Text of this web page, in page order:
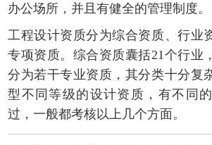
办公场所，并且有健全的管理制度。
工程设计资质分为综合资质、行业
专项资质。综合资质囊括21个行业
分为若干专业资质，其分类十分复
型不同等级的设计资质，有不同
过，一般都考核以上几个方面。